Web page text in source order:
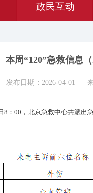
政民互动
本周“120”急救信息
发布日期：2026-04-01
8：00，北京急救中心共派